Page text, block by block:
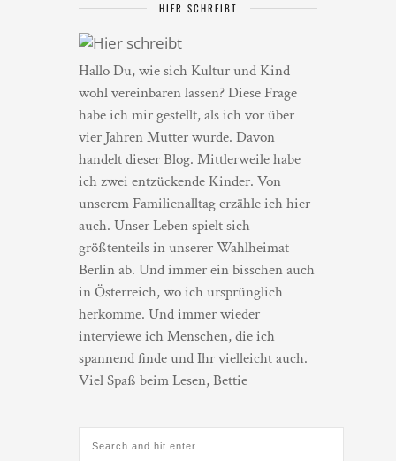
HIER SCHREIBT
Hallo Du, wie sich Kultur und Kind
wohl vereinbaren lassen? Diese Frage
habe ich mir gestellt, als ich vor über
vier Jahren Mutter wurde. Davon
handelt dieser Blog. Mittlerweile habe
ich zwei entzückende Kinder. Von
unserem Familienalltag erzähle ich hier
auch. Unser Leben spielt sich
größtenteils in unserer Wahlheimat
Berlin ab. Und immer ein bisschen auch
in Österreich, wo ich ursprünglich
herkomme. Und immer wieder
interviewe ich Menschen, die ich
spannend finde und Ihr vielleicht auch.
Viel Spaß beim Lesen, Bettie